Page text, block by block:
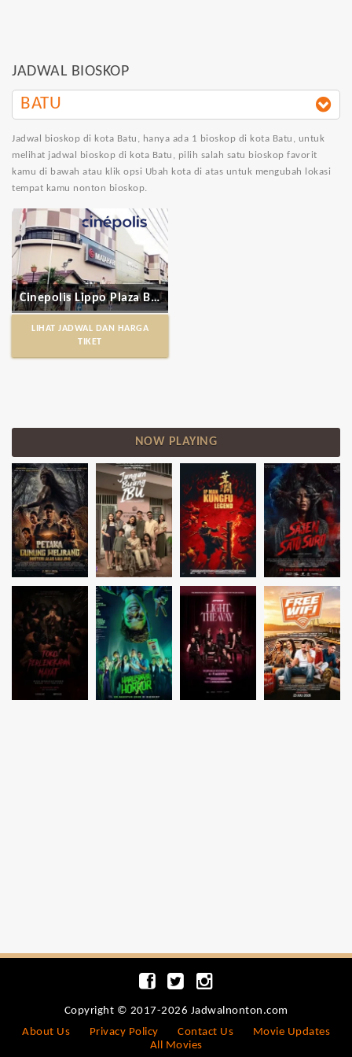
JADWAL BIOSKOP
BATU
Jadwal bioskop di kota Batu , hanya ada 1 bioskop di kota Batu, untuk
melihat jadwal bioskop di kota Batu, pilih salah satu bioskop favorit
kamu di bawah atau klik opsi Ubah kota di atas untuk mengubah lokasi
tempat kamu nonton bioskop.
Cinepolis Lippo Plaza Batu
LIHAT JADWAL DAN HARGA
TIKET
NOW PLAYING
Copyright © 2017-2026 Jadwalnonton.com
About Us
Privacy Policy Contact Us
Movie Updates
All Movies